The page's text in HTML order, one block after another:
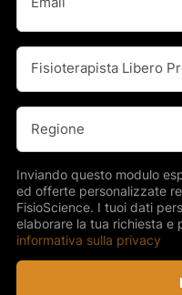
Professione
Regione
Inviando questo modulo
ed offerte personalizzate
FisioScience. I tuoi dati
elaborare la tua richiesta e
informativa sulla privacy